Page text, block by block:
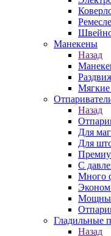
Манекены
Назад
Назад
Для
Для
С
Много
Гладильные
Назад